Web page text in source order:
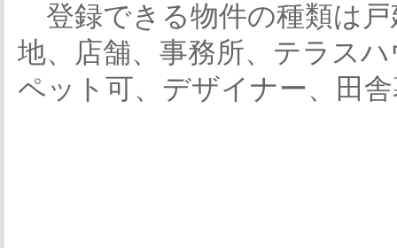
登録できる物件の種類は
地、店舗、事務所、テラス
ペット可、デザイナー、田